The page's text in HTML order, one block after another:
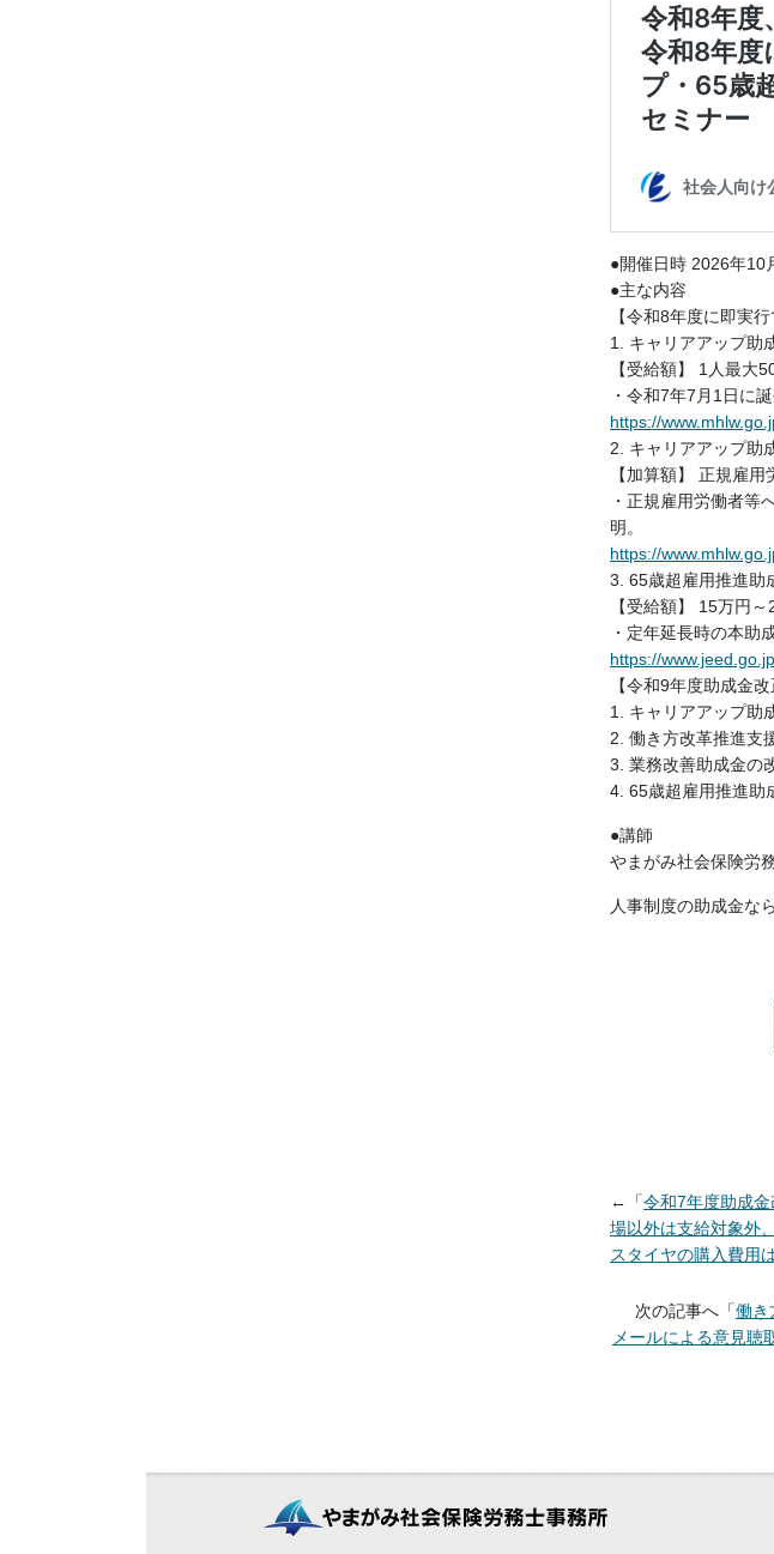
●開催日時 2026年10
●主な内容
【令和8年度に即実
1. キャリアアップ助
【受給額】 1人最大
・令和7年7月1日に
https://
2. キャリアアップ助
【加算額】 正規雇
・正規雇用労働者等
明。
https://
3. 65歳超雇用推進助
【受給額】 15万円～
・定年延長時の本助
https://
【令和9年度助成金
1. キャリアアップ助
2. 働き方改革推進支
3. 業務改善助成金の
4. 65歳超雇用推進助
●講師
やまがみ社会保険
人事制度の助成金な
←「令和7年度助成
場以外は支給対象外
スタイヤの購入費用
次の記事へ「働き
メールによる意見聴